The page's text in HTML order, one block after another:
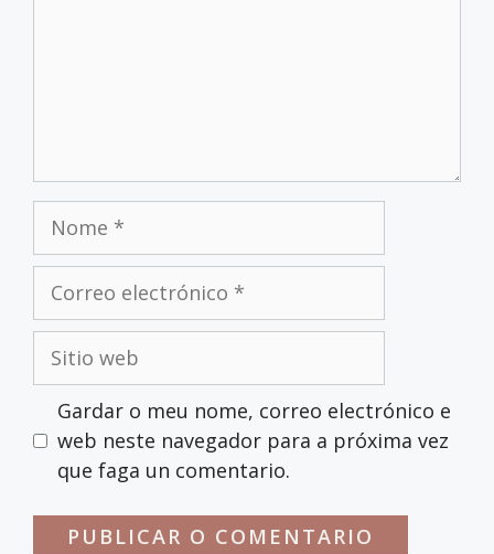
Gardar o meu nome, correo electrónico e
web neste navegador para a próxima vez
que faga un comentario.